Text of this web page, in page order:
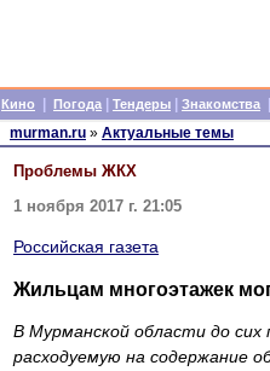
Кино Погода Тендеры Знакомства
murman.ru » Актуальные темы
Проблемы ЖКХ
1 ноября 2017 г. 21:05
Российская газета
Жильцам многоэтажек
В Мурманской области до
расходуемую на содержание